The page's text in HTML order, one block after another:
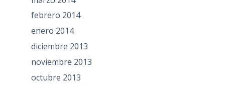
febrero 2014
enero 2014
diciembre 2013
noviembre 2013
octubre 2013